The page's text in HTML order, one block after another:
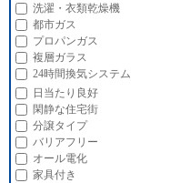
洗濯・衣類乾燥機
都市ガス
プロパンガス
複層ガラス
24時間換気システム
日当たり良好
閑静な住宅街
分譲タイプ
バリアフリー
オール電化
家具付き